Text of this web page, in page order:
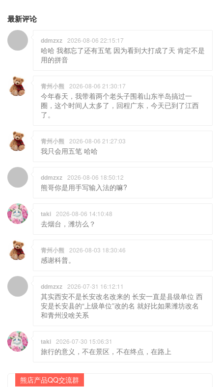
最新评论
ddmzxz 2026-08-06 22:15:17
哈哈 我都忘了还有五笔 因为看到大打成了天 肯定不是
用的拼音
青州小熊 2026-08-06 21:30:17
今年春天，我带着两个老头子围着山东半岛搞过一
圈，这个时间人太多了，回程广东，今天已到了江西
了。
青州小熊 2026-08-06 21:27:03
我只会用五笔 哈哈
ddmzxz 2026-08-06 18:50:12
熊哥你是用手写输入法的嘛?
taki 2026-08-06 14:10:48
去烟台，潍坊么？
青州小熊 2026-08-03 18:30:46
感谢科普。
ddmzxz 2026-07-31 16:12:11
其实西安不是长安改名改来的 长安一直是县级单位 西
安是长安县的“上级单位”改的名 就好比如果潍坊改名
和青州没啥关系
taki 2026-07-30 15:06:31
旅行的意义，不在景区，不在终点，在路上
熊店产品QQ交流群